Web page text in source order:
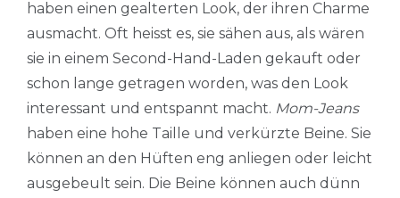
haben einen gealterten Look, der ihren Charme
ausmacht. Oft heisst es, sie sähen aus, als wären
sie in einem Second-Hand-Laden gekauft oder
schon lange getragen worden, was den Look
interessant und entspannt macht. Mom-Jeans
haben eine hohe Taille und verkürzte Beine. Sie
können an den Hüften eng anliegen oder leicht
ausgebeult sein. Die Beine können auch dünn